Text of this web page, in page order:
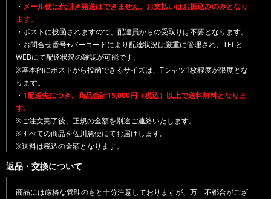
・ メール便は代引き発送はできません。お支払いはお振込みのみとなり
ます。
・ポストに投函されますので、配達員からの受取りは不要となります。
・お問合せ番号+バーコードにより配達状況は厳重に管理され、TELと
WEBにて配達状況の確認が可能です。
※基本的にポストから投函できるサイズは、Tシャツ1枚程度が限度とな
ります。
・ 1配送先につき、商品合計15,000円（税込）以上で送料無料となりま
す。
※ご注文完了後、正規の金額を別途ご連絡いたします。
※すべての商品を佐川急便にてお届けします。
※送料は税込の金額となります。
返品・交換について
商品には厳格な管理のもと十分注意しておりますが、万一不都合がござ